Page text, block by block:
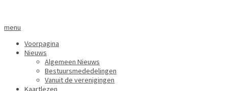
menu
Voorpagina
Nieuws
Algemeen Nieuws
Bestuursmededelingen
Vanuit de verenigingen
Kaartlezen